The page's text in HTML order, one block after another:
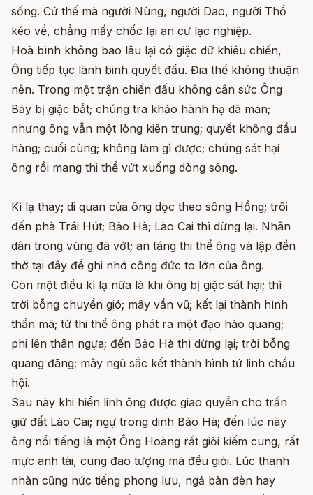
sống. Cứ thế mà người Nùng, người Dao, người Thổ
kéo về, chẳng mấy chốc lại an cư lạc nghiệp.
Hoà bình không bao lâu lại có giặc dữ khiêu chiến,
Ông tiếp tục lãnh binh quyết đấu. Đia thế không thuận
nên. Trong một trận chiến đấu không cân sức Ông
Bảy bị giặc bắt; chúng tra khảo hành hạ dã man;
nhưng ông vẫn một lòng kiên trung; quyết không đầu
hàng; cuối cùng; không làm gì được; chúng sát hại
ông rồi mang thi thể vứt xuống dòng sông.
Kì lạ thay; di quan của ông dọc theo sông Hồng; trôi
đến phà Trái Hút; Bảo Hà; Lào Cai thì dừng lại. Nhân
dân trong vùng đã vớt; an táng thi thể ông và lập đền
thờ tại đây để ghi nhớ công đức to lớn của ông.
Còn một điều kì lạ nữa là khi ông bị giặc sát hại; thì
trời bỗng chuyển gió; mây vần vũ; kết lại thành hình
thần mã; từ thi thể ông phát ra một đạo hào quang;
phi lên thân ngựa; đến Bảo Hà thì dừng lại; trời bỗng
quang đãng; mây ngũ sắc kết thành hình tứ linh chầu
hội.
Sau này khi hiển linh ông được giao quyền cho trấn
giữ đất Lào Cai; ngự trong dinh Bảo Hà; đến lúc này
ông nổi tiếng là một Ông Hoàng rất giỏi kiếm cung, rất
mực anh tài, cung đao tượng mã đều giỏi. Lúc thanh
nhàn cũng nức tiếng phong lưu, ngả bàn đèn hay